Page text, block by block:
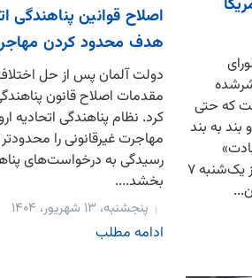
که حتی
بند به بند
محسوب می‌شود. اسماعیل کوثری روز یک‌شنبه ۷
اصلاح قوانین پناهندگی
هدف محدود کردن
دولت آلمان پس از حل اختلاف
مقدمات اصلاح قانون
کرد. نظام پناهندگی اتحادیه
مهاجرت غیرقانونی را
رسیدگی به درخواست‌های
بخشد....
پنجشنبه، ۱۳ شهریور، ۱۴۰۴
ادامه مطلب